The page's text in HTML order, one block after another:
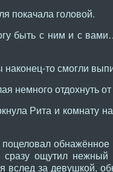
покачала головой.
быть с ним и с
то смогли
немного отдохнуть от
Рита и комнату
ощутил
вслед за девушкой,